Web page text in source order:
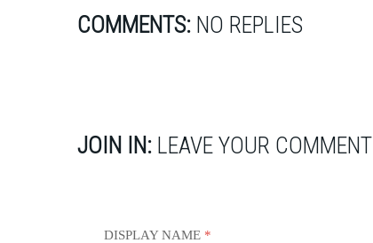
COMMENTS: NO REPLIES
JOIN IN: LEAVE YOUR COMMENT
DISPLAY NAME *